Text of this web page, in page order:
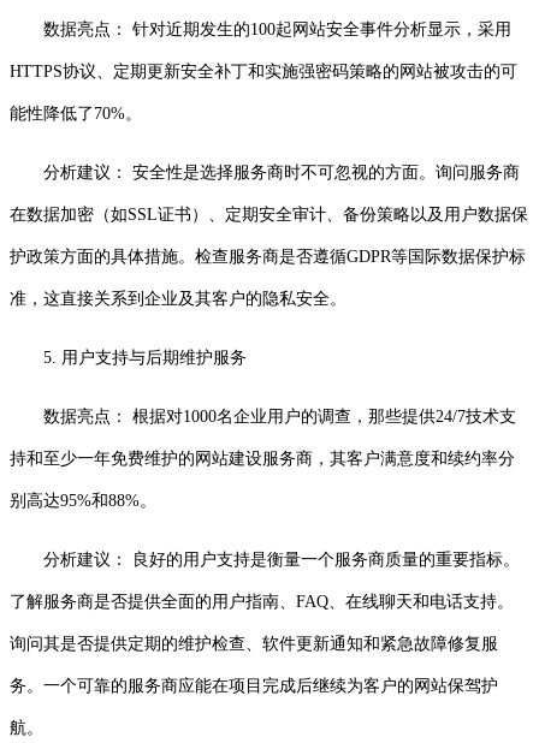
数据亮点： 针对近期发生的100起网站安全事件分析显示，采用
HTTPS协议、定期更新安全补丁和实施强密码策略的网站被攻击的可
能性降低了70%。
分析建议： 安全性是选择服务商时不可忽视的方面。询问服务商
在数据加密（如SSL证书）、定期安全审计、备份策略以及用户数据保
护政策方面的具体措施。检查服务商是否遵循GDPR等国际数据保护标
准，这直接关系到企业及其客户的隐私安全。
5. 用户支持与后期维护服务
数据亮点： 根据对1000名企业用户的调查，那些提供24/7技术支
持和至少一年免费维护的网站建设服务商，其客户满意度和续约率分
别高达95%和88%。
分析建议： 良好的用户支持是衡量一个服务商质量的重要指标。
了解服务商是否提供全面的用户指南、FAQ、在线聊天和电话支持。
询问其是否提供定期的维护检查、软件更新通知和紧急故障修复服
务。一个可靠的服务商应能在项目完成后继续为客户的网站保驾护
航。